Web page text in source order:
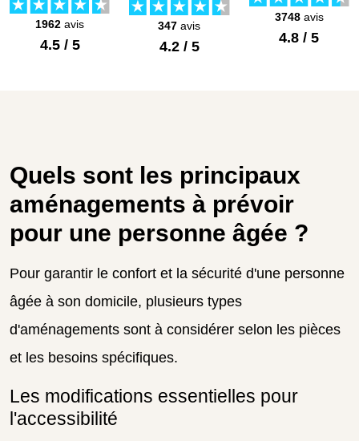
1962 avis
4.5 / 5
347 avis
4.2 / 5
3748avis
4.8 / 5
Quels sont les principaux
aménagements à prévoir
pour une personne âgée ?
Pour garantir le confort et la sécurité d'une personne
âgée à son domicile, plusieurs types
d'aménagements sont à considérer selon les pièces
et les besoins spécifiques.
Les modifications essentielles pour
l'accessibilité